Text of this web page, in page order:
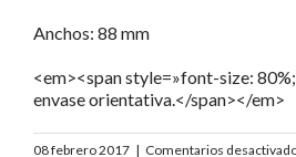
Anchos: 88 mm
<em><span style=»font-size:
envase orientativa.</span></em>
08 febrero 2017 | Comentarios